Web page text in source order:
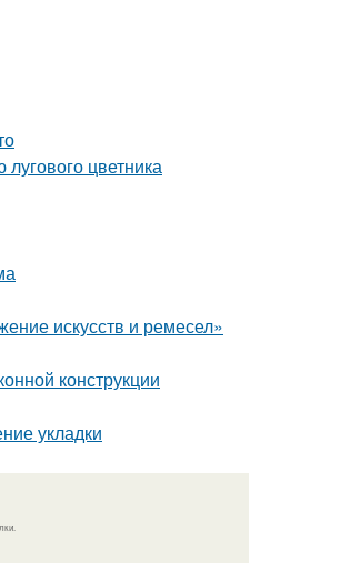
цветника
искусств и ремесел»
конструкции
укладки